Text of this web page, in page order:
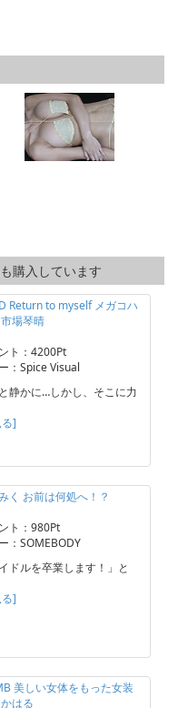
購入しています
Return to myself メガコハ
場琴晴
ト：4200Pt
：Spice Visual
静かに…しかし、そこに力
]
く お前は何処へ！？
ト：980Pt
：SOMEBODY
ドルを卒業します！」と
]
美しい女体をもった女装
はる